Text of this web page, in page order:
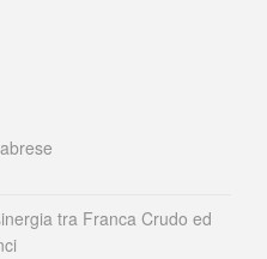
tra Franca Crudo ed